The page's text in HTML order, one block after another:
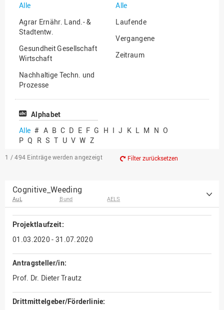
Alle
Agrar Ernähr. Land.- &
Stadtentw.
Gesundheit Gesellschaft
Wirtschaft
Nachhaltige Techn. und
Prozesse
Vielfältiges Forschen
Alle
Laufende
Vergangene
Zeitraum
Alphabet
Alle # A B C D E F G H I J K L M N O
P Q R S T U V W Z
1 / 494 Einträge werden angezeigt Filter zurücksetzen
Cognitive_Weeding
AuL Bund AELS
Projektlaufzeit:
01.03.2020 - 31.07.2020
Antragsteller/in:
Prof. Dr. Dieter Trautz
Drittmittelgeber/Förderlinie: